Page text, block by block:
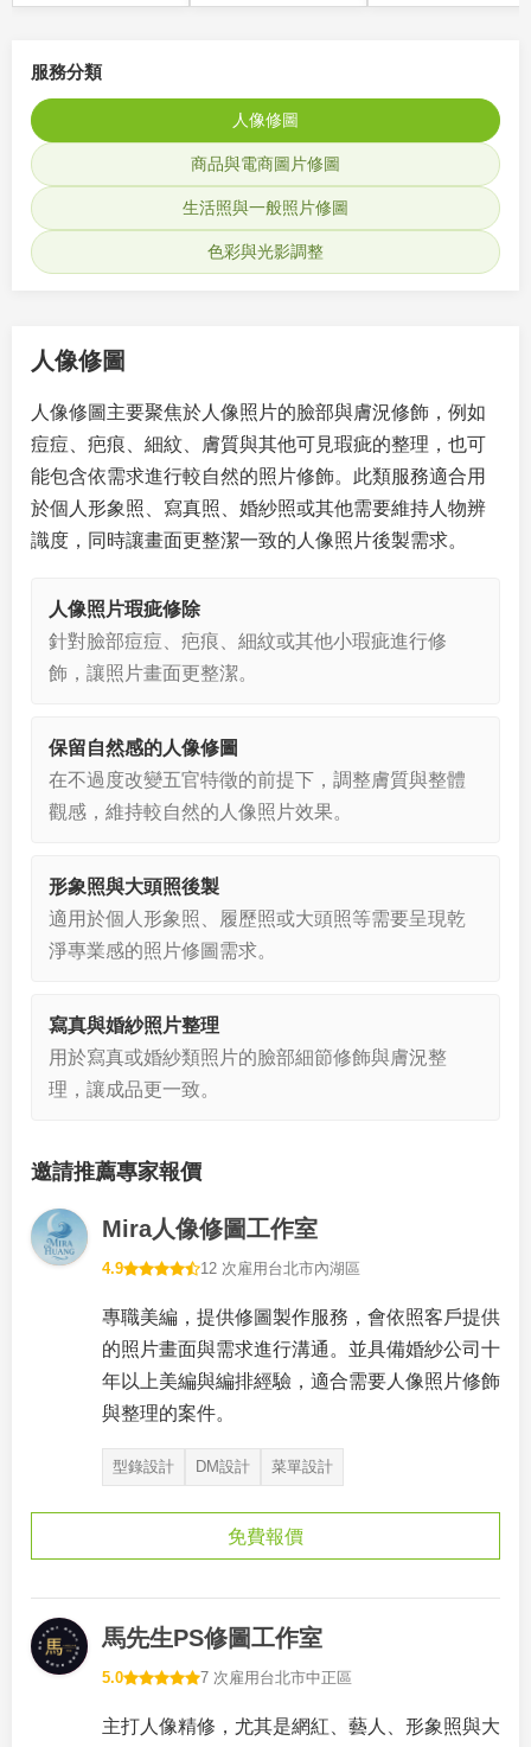
服務分類
人像修圖
商品與電商圖片修圖
生活照與一般照片修圖
色彩與光影調整
人像修圖
人像修圖主要聚焦於人像照片的臉部與膚況修飾，例如
痘痘、疤痕、細紋、膚質與其他可見瑕疵的整理，也可
能包含依需求進行較自然的照片修飾。此類服務適合用
於個人形象照、寫真照、婚紗照或其他需要維持人物辨
識度，同時讓畫面更整潔一致的人像照片後製需求。
人像照片瑕疵修除
針對臉部痘痘、疤痕、細紋或其他小瑕疵進行修
飾，讓照片畫面更整潔。
保留自然感的人像修圖
在不過度改變五官特徵的前提下，調整膚質與整體
觀感，維持較自然的人像照片效果。
形象照與大頭照後製
適用於個人形象照、履歷照或大頭照等需要呈現乾
淨專業感的照片修圖需求。
寫真與婚紗照片整理
用於寫真或婚紗類照片的臉部細節修飾與膚況整
理，讓成品更一致。
邀請推薦專家報價
Mira人像修圖工作室
4.9 12 次雇用 台北市內湖區
專職美編，提供修圖製作服務，會依照客戶提供
的照片畫面與需求進行溝通。並具備婚紗公司十
年以上美編與編排經驗，適合需要人像照片修飾
與整理的案件。
型錄設計 DM設計 菜單設計
免費報價
馬先生PS修圖工作室
5.0 7 次雇用 台北市中正區
主打人像精修，尤其是網紅、藝人、形象照與大